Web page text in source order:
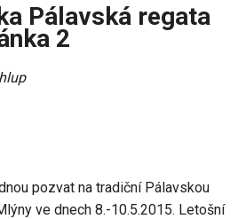
Pálavská regata
2
pozvat na tradiční Pálavskou
ve dnech 8.-10.5.2015. Letošní